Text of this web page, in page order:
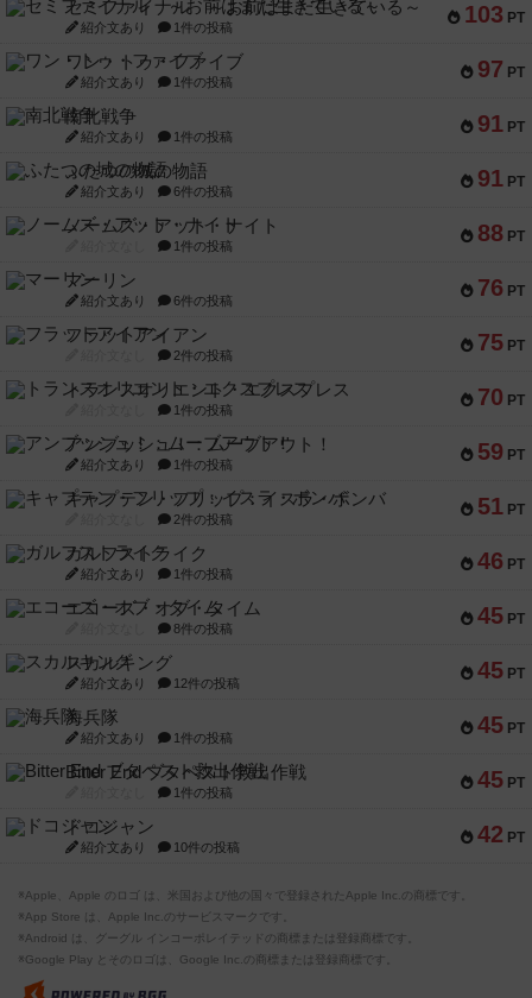
103 PT
セミファイナル ～お前はまだ生きている～
紹介文あり 1件の投稿
97 PT
ワン・トゥ・ファイブ
紹介文あり 1件の投稿
91 PT
南北戦争
紹介文あり 1件の投稿
91 PT
ふたつの城の物語
紹介文あり 6件の投稿
88 PT
ノームズ・アット・ナイト
1件の投稿
76 PT
マーリン
紹介文あり 6件の投稿
75 PT
フラットアイアン
2件の投稿
70 PT
トランスオリエント・エクスプレス
1件の投稿
59 PT
アンブッシュ！：ムーブアウト！
紹介文あり 1件の投稿
51 PT
キャプテン・フリップ：イスラ・ボンバ
2件の投稿
46 PT
ガルフストライク
紹介文あり 1件の投稿
45 PT
エコーズ・オブ・タイム
8件の投稿
45 PT
スカルキング
紹介文あり 12件の投稿
45 PT
海兵隊
紹介文あり 1件の投稿
45 PT
Bitter End ブタペスト救出作戦
1件の投稿
42 PT
ドコジャン
紹介文あり 10件の投稿
※Apple、Apple のロゴ は、米国および他の国々で登録されたApple Inc.の商標です。
※App Store は、Apple Inc.のサービスマークです。
※Android は、グーグル インコーポレイテッドの商標または登録商標です。
※Google Play とそのロゴは、Google Inc.の商標または登録商標です。